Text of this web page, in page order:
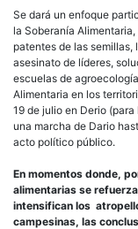
Se dará un enfoque
la Soberanía
patentes de las
asesinato de líderes,
escuelas de
Alimentaria en los
19 de julio en Derio
una marcha de Dario
acto político público.
En momentos donde,
alimentarias se
intensifican los
campesinas, las